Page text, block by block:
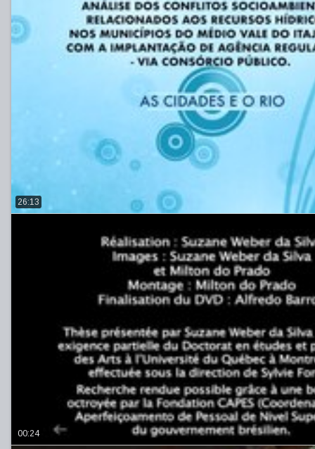
26:13
00:24